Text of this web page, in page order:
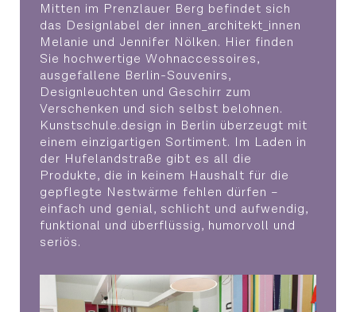
Mitten im Prenzlauer Berg befindet sich
das Designlabel der innen_architekt_innen
Melanie und Jennifer Nölken. Hier finden
Sie hochwertige Wohnaccessoires,
ausgefallene Berlin-Souvenirs,
Designleuchten und Geschirr zum
Verschenken und sich selbst belohnen.
Kunstschule.design in Berlin überzeugt mit
einem einzigartigen Sortiment. Im Laden in
der Hufelandstraße gibt es all die
Produkte, die in keinem Haushalt für die
gepflegte Nestwärme fehlen dürfen –
einfach und genial, schlicht und aufwendig,
funktional und überflüssig, humorvoll und
seriös.